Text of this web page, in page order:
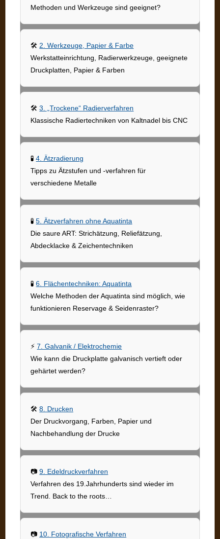
Methoden und Werkzeuge sind geeignet?
🛠️2. Werkzeuge, Papier & Farbe
Werkstatteinrichtung, Radierwerkzeuge, geeignete
Druckplatten, Papier & Farben
🛠️3. „Trockene“ Radierverfahren
Klassische Radiertechniken von Kaltnadel bis CNC
🧪4. Ätzradierung
Tipps zu Ätzstufen und -verfahren für
verschiedene Metalle
🧪5. Ätzverfahren ohne Aquatinta
Die saure ART: Strichätzung, Reliefätzung,
Abdecklacke & Zeichentechniken
🧪6. Flächentechniken: Aquatinta
Welche Methoden der Aquatinta sind möglich, wie
funktionieren Reservage & Seidenraster?
⚡7. Galvanik / Elektrochemie
Wie kann die Druckplatte galvanisch vertieft oder
gehärtet werden?
🛠️8. Drucken
Der Druckvorgang, Farben, Papier und
Nachbehandlung der Drucke
📷9. Edeldruckverfahren
Verfahren des 19.Jahrhunderts sind wieder im
Trend. Back to the roots…
📷 10. Fotografische Verfahren